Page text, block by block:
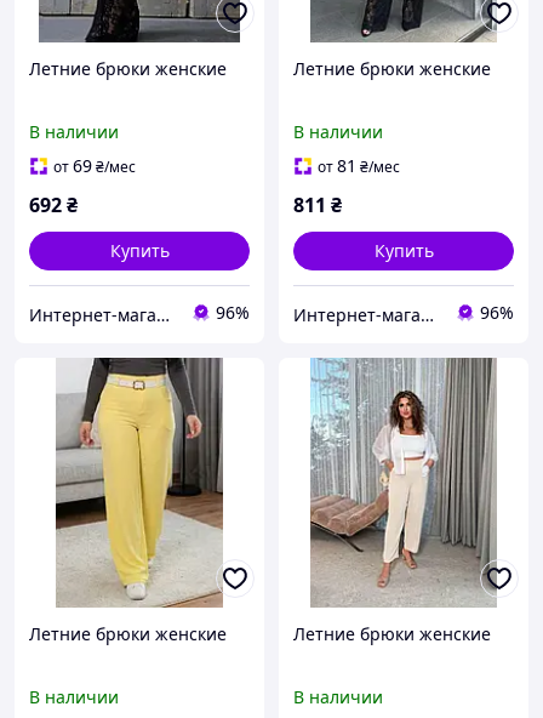
Летние брюки женские
В наличии
от69₴/мес
692₴
Купить
Интернет-магазин одежды и обуви Bebest-Style 96%
Летние брюки женские
В наличии
от81 ₴/мес
811 ₴
Купить
Интернет-магазин одежды и обуви Bebest-Style 96%
Летние брюки женские
В наличии
Летние брюки женские
В наличии